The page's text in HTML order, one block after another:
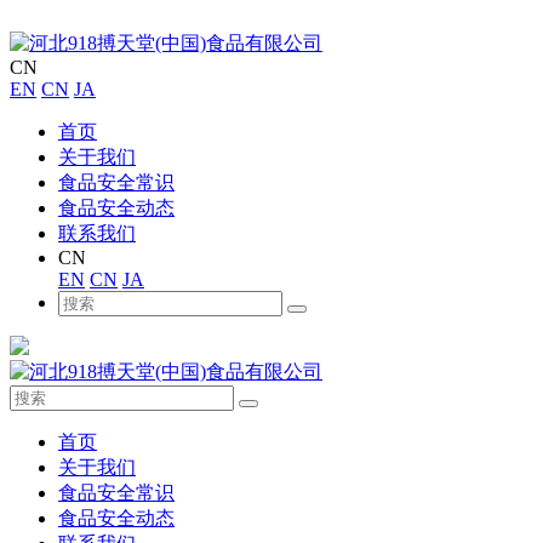
CN
EN CN JA
首页
关于我们
食品安全常识
食品安全动态
联系我们
CN
EN CN JA
首页
关于我们
食品安全常识
食品安全动态